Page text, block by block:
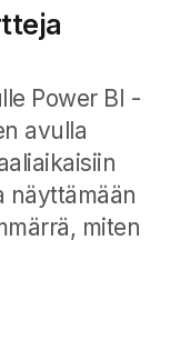
Power BI -
avulla
näyttämään
miten